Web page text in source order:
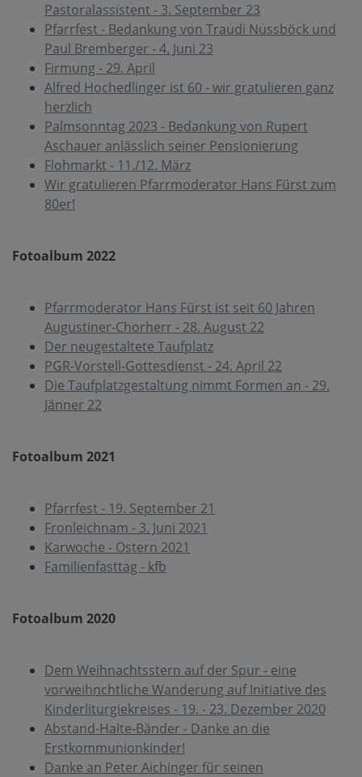
Pastoralassistent - 3. September 23
Pfarrfest - Bedankung von Traudi Nussböck und
Paul Bremberger - 4. Juni 23
Firmung - 29. April
Alfred Hochedlinger ist 60 - wir gratulieren ganz
herzlich
Palmsonntag 2023 - Bedankung von Rupert
Aschauer anlässlich seiner Pensionierung
Flohmarkt - 11./12. März
Wir gratulieren Pfarrmoderator Hans Fürst zum
80er!
Fotoalbum 2022
Pfarrmoderator Hans Fürst ist seit 60 Jahren
Augustiner-Chorherr - 28. August 22
Der neugestaltete Taufplatz
PGR-Vorstell-Gottesdienst - 24. April 22
Die Taufplatzgestaltung nimmt Formen an - 29.
Jänner 22
Fotoalbum 2021
Pfarrfest - 19. September 21
Fronleichnam - 3. Juni 2021
Karwoche - Ostern 2021
Familienfasttag - kfb
Fotoalbum 2020
Dem Weihnachtsstern auf der Spur - eine
vorweihnchtliche Wanderung auf Initiative des
Kinderliturgiekreises - 19. - 23. Dezember 2020
Abstand-Halte-Bänder - Danke an die
Erstkommunionkinder!
Danke an Peter Aichinger für seinen